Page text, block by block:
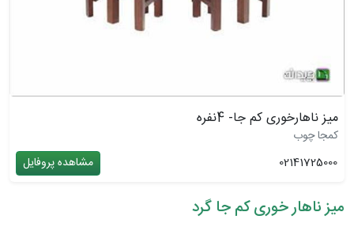
میز ناهارخوری کم جا- 4نفره
کمجا چوب
02141725000
مشاهده پروفایل
میز ناهار خوری کم جا گرد